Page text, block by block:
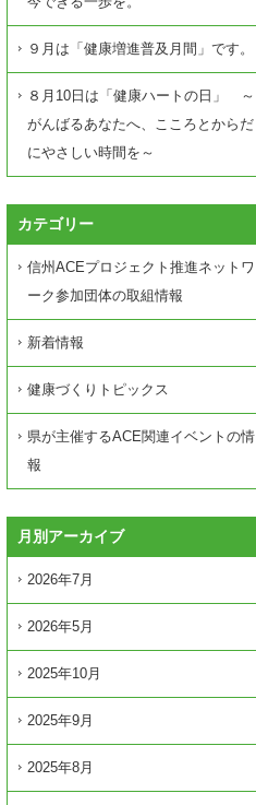
９月は「健康増進普及月間」です。
８月10日は「健康ハートの日」 ～
がんばるあなたへ、こころとからだ
にやさしい時間を～
カテゴリー
信州ACEプロジェクト推進ネットワ
ーク参加団体の取組情報
新着情報
健康づくりトピックス
県が主催するACE関連イベントの情
報
月別アーカイブ
2026年7月
2026年5月
2025年10月
2025年9月
2025年8月